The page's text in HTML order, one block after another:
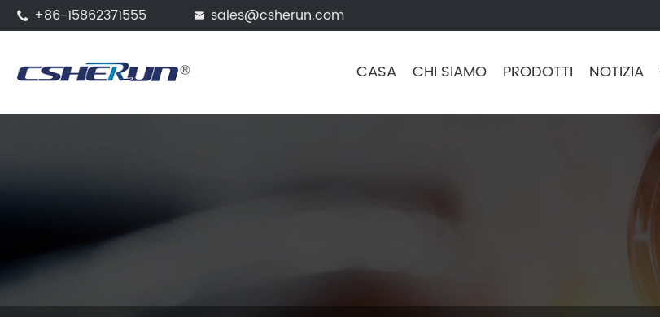
 +86-15862371555  sales@csherun.com
CASA CHI SIAMO PRODOTTI NOTIZIA